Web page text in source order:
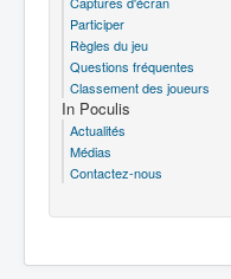
Participer
Règles du jeu
Questions fréquentes
Classement des joueurs
In Poculis
Actualités
Médias
Contactez-nous